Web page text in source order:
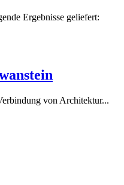
Ergebnisse geliefert:
von Architektur...